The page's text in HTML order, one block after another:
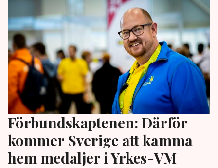
Förbundskaptenen: Därför
kommer Sverige att kamma
hem medaljer i Yrkes-VM